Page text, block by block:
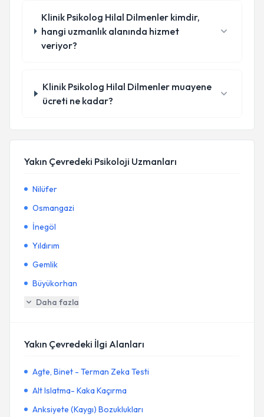
Klinik Psikolog Hilal Dilmenler kimdir,
hangi uzmanlık alanında hizmet
veriyor?
Klinik Psikolog Hilal Dilmenler muayene
ücreti ne kadar?
Yakın Çevredeki Psikoloji Uzmanları
Nilüfer
Osmangazi
İnegöl
Yıldırım
Gemlik
Büyükorhan
Daha fazla
Yakın Çevredeki İlgi Alanları
Agte, Binet - Terman Zeka Testi
Alt Islatma- Kaka Kaçırma
Anksiyete (Kaygı) Bozuklukları